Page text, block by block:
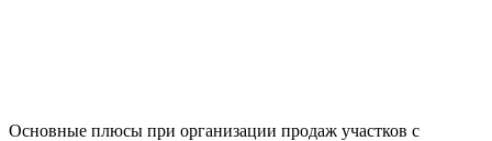
Основные плюсы при организации продаж участков с